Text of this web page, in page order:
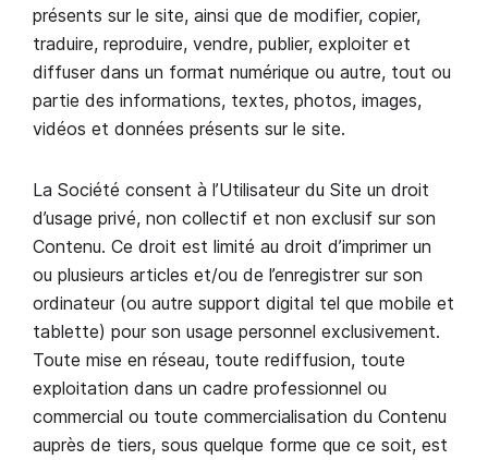
présents sur le site, ainsi que de modifier, copier,
traduire, reproduire, vendre, publier, exploiter et
diffuser dans un format numérique ou autre, tout ou
partie des informations, textes, photos, images,
vidéos et données présents sur le site.
La Société consent à l’Utilisateur du Site un droit
d’usage privé, non collectif et non exclusif sur son
Contenu. Ce droit est limité au droit d’imprimer un
ou plusieurs articles et/ou de l’enregistrer sur son
ordinateur (ou autre support digital tel que mobile et
tablette) pour son usage personnel exclusivement.
Toute mise en réseau, toute rediffusion, toute
exploitation dans un cadre professionnel ou
commercial ou toute commercialisation du Contenu
auprès de tiers, sous quelque forme que ce soit, est